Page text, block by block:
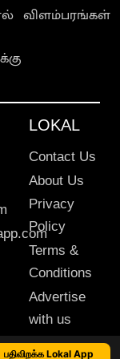
பதிவிறக்க Lokal App
விளம்பரங்கள்
LOKAL
Contact Us
About Us
Privacy
Policy
Terms &
Conditions
Advertise
with us
Sitemap
reserved.